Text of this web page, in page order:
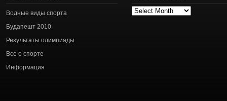
Водные виды спорта
Будапешт 2010
Результаты олимпиады
Все о спорте
Информация
Архив